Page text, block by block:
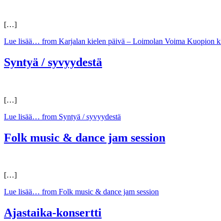
[…]
Lue lisää… from Karjalan kielen päivä – Loimolan Voima Kuopion
Syntyä / syvyydestä
[…]
Lue lisää… from Syntyä / syvyydestä
Folk music & dance jam session
[…]
Lue lisää… from Folk music & dance jam session
Ajastaika-konsertti